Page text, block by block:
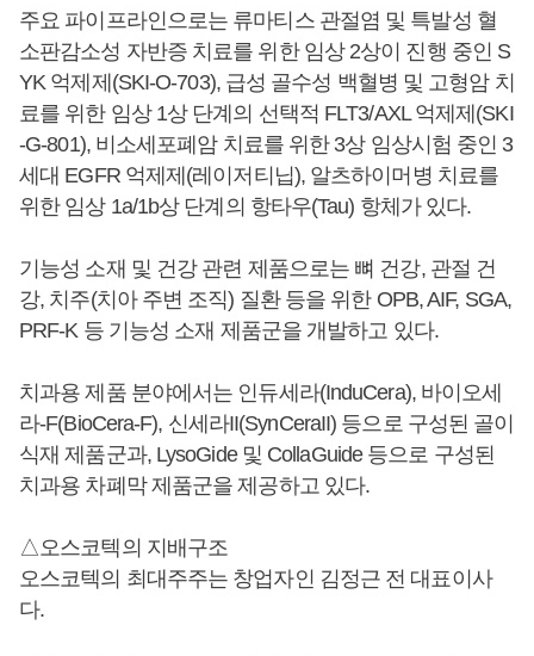
주요 파이프라인으로는 류마티스 관절염 및 특발성 혈
소판감소성 자반증 치료를 위한 임상 2상이 진행 중인 S
YK 억제제(SKI-O-703), 급성 골수성 백혈병 및 고형암 치
료를 위한 임상 1상 단계의 선택적 FLT3/AXL 억제제(SKI
-G-801), 비소세포폐암 치료를 위한 3상 임상시험 중인 3
세대 EGFR 억제제(레이저티닙), 알츠하이머병 치료를
위한 임상 1a/1b상 단계의 항타우(Tau) 항체가 있다.
기능성 소재 및 건강 관련 제품으로는 뼈 건강, 관절 건
강, 치주(치아 주변 조직) 질환 등을 위한 OPB, AIF, SGA,
PRF-K 등 기능성 소재 제품군을 개발하고 있다.
치과용 제품 분야에서는 인듀세라(InduCera), 바이오세
라-F(BioCera-F), 신세라II(SynCeraII) 등으로 구성된 골이
식재 제품군과, LysoGide 및 CollaGuide 등으로 구성된
치과용 차폐막 제품군을 제공하고 있다.
△오스코텍의 지배구조
오스코텍의 최대주주는 창업자인 김정근 전 대표이사
다.